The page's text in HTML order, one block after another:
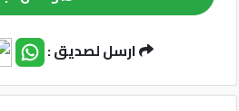
2020
©
وسائل الامان
نظام مانع للانغلاق-ABS
ارسل لصديق :